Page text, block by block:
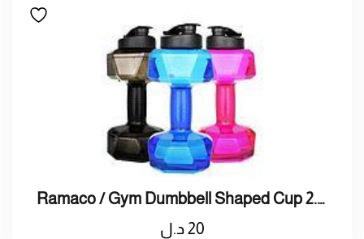
Ramaco / Gym Dumbbell Shaped Cup 2.0L / راماكو / ترمس ماء 2لتر علي شكل دمبلز
20 د.ل